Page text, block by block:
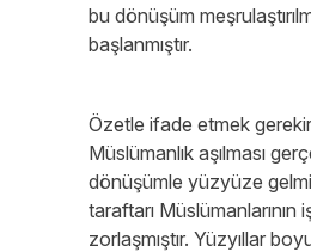
bu dönüşüm
başlanmıştır.
Özetle ifade etmek
Müslümanlık aşılması
dönüşümle yüzyüze
taraftarı Müslümanlarının
zorlaşmıştır. Yüzyıllar